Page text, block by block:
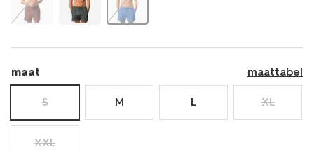
maat maattabel
S M L XL
XXL